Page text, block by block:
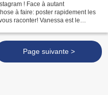
! Face à autant
à faire: poster rapidement les
raconter! Vanessa est le
Page suivante >